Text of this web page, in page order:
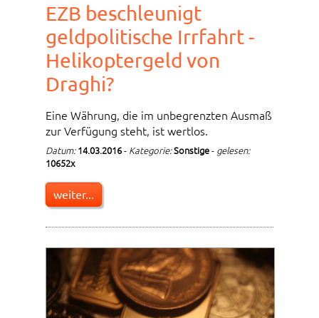
EZB beschleunigt
geldpolitische Irrfahrt -
Helikoptergeld von
Draghi?
Eine Währung, die im unbegrenzten Ausmaß
zur Verfügung steht, ist wertlos.
Datum: 14.03.2016- Kategorie:Sonstige- gelesen:
10652x
weiter...